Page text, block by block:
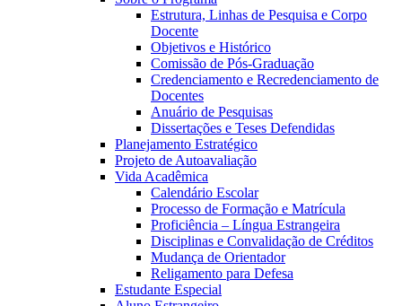
Estrutura, Linhas de Pesquisa e Corpo
Docente
Objetivos e Histórico
Comissão de Pós-Graduação
Credenciamento e Recredenciamento de
Docentes
Anuário de Pesquisas
Dissertações e Teses Defendidas
Planejamento Estratégico
Projeto de Autoavaliação
Vida Acadêmica
Calendário Escolar
Processo de Formação e Matrícula
Proficiência – Língua Estrangeira
Disciplinas e Convalidação de Créditos
Mudança de Orientador
Religamento para Defesa
Estudante Especial